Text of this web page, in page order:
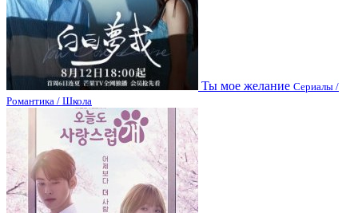
Ты мое желание Сериалы /
Романтика / Школа